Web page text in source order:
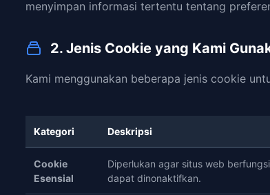
menyimpan informasi tertentu tentang
2. Jenis Cookie yang Kami
Kami menggunakan beberapa jenis cookie
Kategori Deskripsi
Cookie
Esensial
Diperlukan agar situs web
dapat dinonaktifkan.